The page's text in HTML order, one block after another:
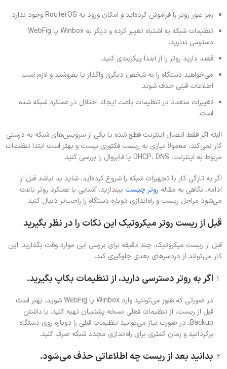
رمز عبور روتر را فراموش کرده‌اید و امکان ورود به RouterOS وجود ندارد.
تنظیمات شبکه به اشتباه تغییر کرده و دیگر به Winbox یا WebFig
دسترسی ندارید.
قصد دارید روتر را از ابتدا پیکربندی کنید.
می‌خواهید دستگاه را به شخص دیگری واگذار یا بفروشید و لازم است
اطلاعات قبلی حذف شوند.
تغییرات متعدد در تنظیمات باعث ایجاد اختلال در عملکرد شبکه شده
است.
البته اگر فقط اتصال اینترنت قطع شده یا یکی از سرویس‌های شبکه به درستی
کار نمی‌کند، معمولاً نیازی به ریست فکتوری نیست و بهتر است ابتدا تنظیمات
مربوط به اینترنت، DHCP، DNS یا فایروال را بررسی کنید.
اگر به تازگی کار با تجهیزات شبکه را شروع کرده‌اید، شاید بد نباشد قبل از
ادامه، نگاهی به مقاله روتر چیست بیندازید. آشنایی با عملکرد روتر باعث
می‌شود مراحل ریست و راه‌اندازی دوباره دستگاه را راحت‌تر دنبال کنید.
قبل از ریست روتر میکروتیک این نکات را در نظر بگیرید
قبل از ریست میکروتیک، چند دقیقه برای بررسی این موارد وقت بگذارید. این
کار می‌تواند از دردسرهای بعدی جلوگیری کند.
اگر به روتر دسترسی دارید، از تنظیمات بکاپ بگیرید.
در صورتی که هنوز می‌توانید وارد Winbox یا WebFig شوید، بهتر است
قبل از ریست، از تنظیمات فعلی نسخه پشتیبان تهیه کنید. با داشتن
Backup، در صورت نیاز می‌توانید تنظیمات قبلی را دوباره روی دستگاه
برگردانید و زمان کمتری برای راه‌اندازی مجدد شبکه صرف کنید.
بدانید بعد از ریست چه اطلاعاتی حذف می‌شود.